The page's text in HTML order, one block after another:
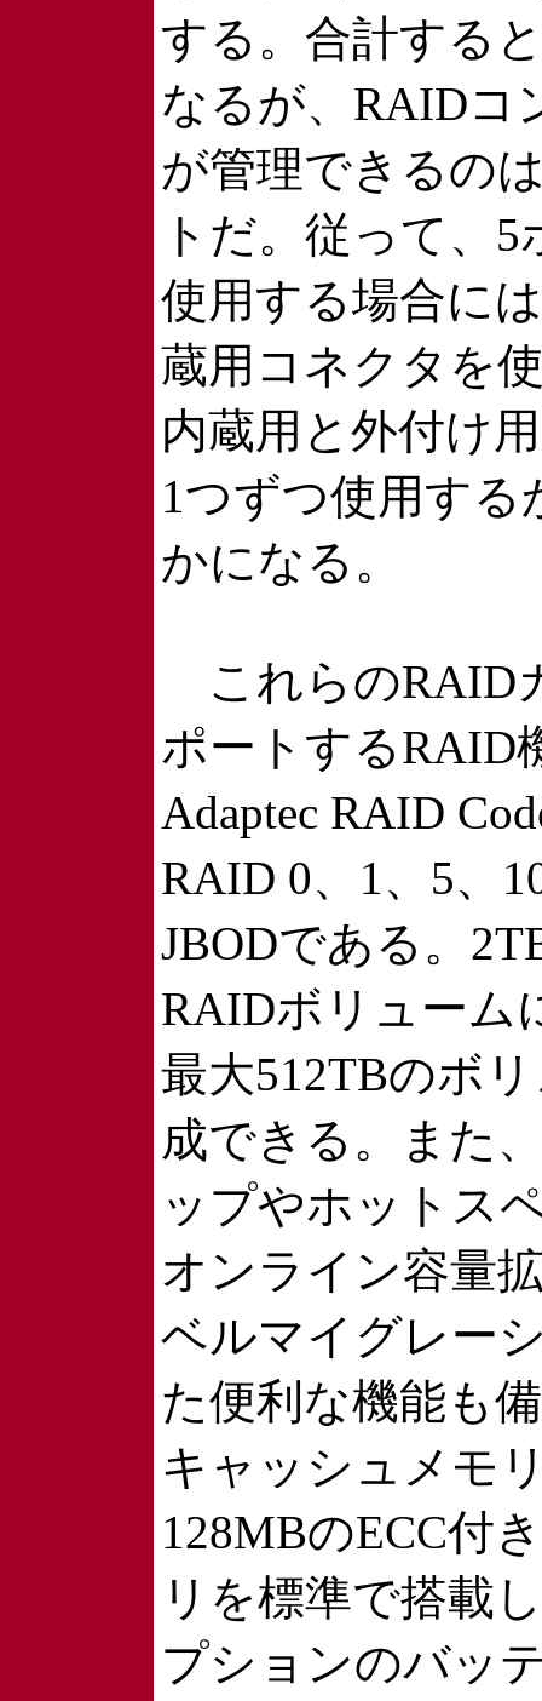
する。合計する
なるが、RAIDコ
が管理できるの
トだ。従って、
使用する場合に
蔵用コネクタを
内蔵用と外付け
1つずつ使用する
かになる。
これらのRAID
ポートするRAID
Adaptec RAID
RAID 0、1、5、
JBODである。
RAIDボリューム
最大512TBのボ
成できる。また
ップやホットス
オンライン容量
ベルマイグレー
た便利な機能も
キャッシュメモ
128MBのECC付
リを標準で搭載
プションのバッ